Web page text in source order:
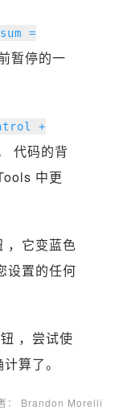
sum =
暂停的一
+
代码的背
中更
，它变蓝色
设置的任何
，尝试使
算了。
： Brandon Morelli